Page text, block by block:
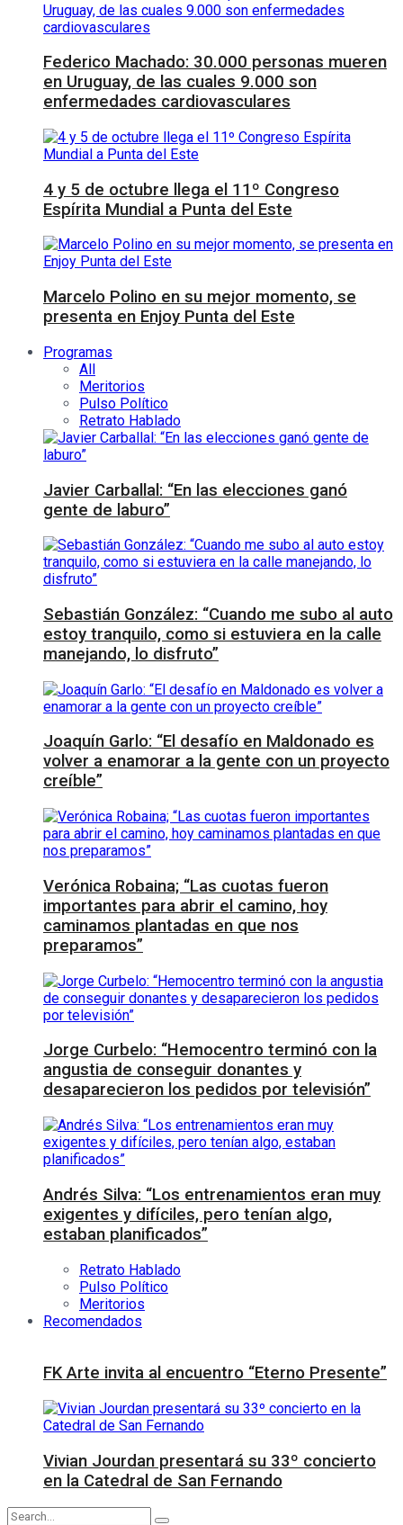
Federico Machado: 30.000 personas mueren
en Uruguay, de las cuales 9.000 son
enfermedades cardiovasculares
4 y 5 de octubre llega el 11º Congreso
Espírita Mundial a Punta del Este
Marcelo Polino en su mejor momento, se
presenta en Enjoy Punta del Este
Programas
All
Meritorios
Pulso Político
Retrato Hablado
Javier Carballal: “En las elecciones ganó
gente de laburo”
Sebastián González: “Cuando me subo al auto
estoy tranquilo, como si estuviera en la calle
manejando, lo disfruto”
Joaquín Garlo: “El desafío en Maldonado es
volver a enamorar a la gente con un proyecto
creíble”
Verónica Robaina; “Las cuotas fueron
importantes para abrir el camino, hoy
caminamos plantadas en que nos
preparamos”
Jorge Curbelo: “Hemocentro terminó con la
angustia de conseguir donantes y
desaparecieron los pedidos por televisión”
Andrés Silva: “Los entrenamientos eran muy
exigentes y difíciles, pero tenían algo,
estaban planificados”
Retrato Hablado
Pulso Político
Meritorios
Recomendados
FK Arte invita al encuentro “Eterno Presente”
Vivian Jourdan presentará su 33º concierto
en la Catedral de San Fernando